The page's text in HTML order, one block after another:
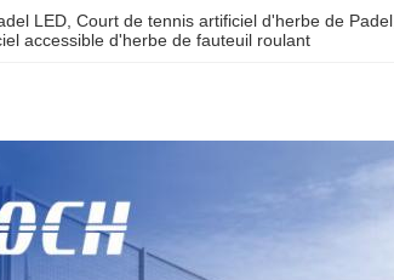
LED , Court de tennis artificiel d'herbe de Padel
accessible d'herbe de fauteuil roulant